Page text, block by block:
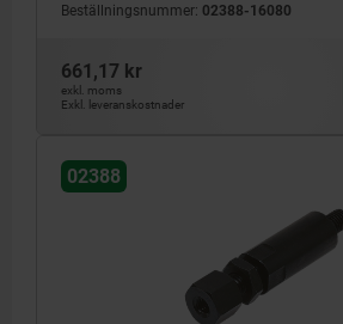
Beställningsnummer: 02388-16080
661,17 kr
exkl. moms
Exkl. leveranskostnader
02388